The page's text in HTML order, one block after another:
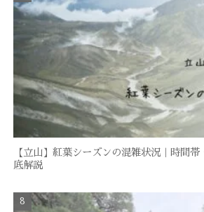
【立山】紅葉シーズンの混雑状況｜時間
底解説